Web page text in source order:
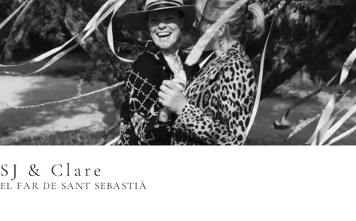
SJ & Clare
EL FAR DE SANT SEBASTIÀ